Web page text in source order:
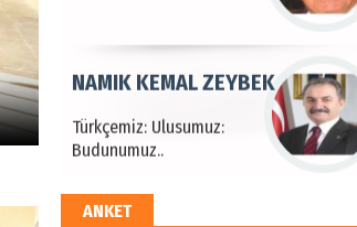
Türkçemiz: Ulusumuz:
Budunumuz..
NAMIK KEMAL ZEYBEK
ANKET